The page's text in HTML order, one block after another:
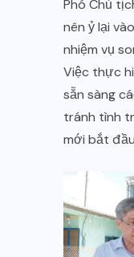
Phó Chủ
nên ỷ lại
nhiệm vụ
Việc thực
sẵn sàng
tránh tình
mới bắt